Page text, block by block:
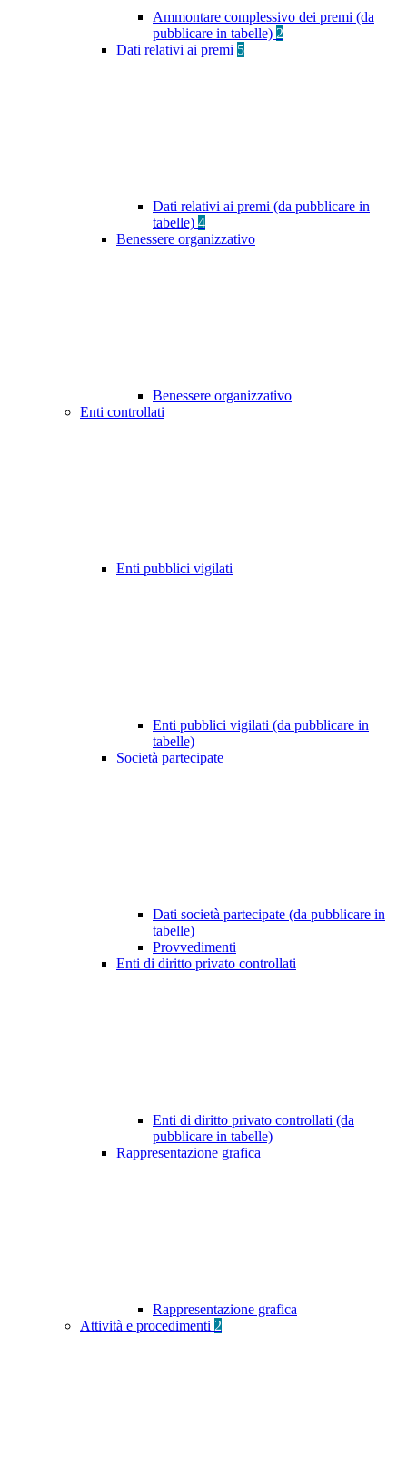
Ammontare complessivo dei premi (da
pubblicare in tabelle) 2
Dati relativi ai premi 5
Dati relativi ai premi (da pubblicare in
tabelle) 4
Benessere organizzativo
Benessere organizzativo
Enti controllati
Enti pubblici vigilati
Enti pubblici vigilati (da pubblicare in
tabelle)
Società partecipate
Dati società partecipate (da pubblicare in
tabelle)
Provvedimenti
Enti di diritto privato controllati
Enti di diritto privato controllati (da
pubblicare in tabelle)
Rappresentazione grafica
Rappresentazione grafica
Attività e procedimenti 2